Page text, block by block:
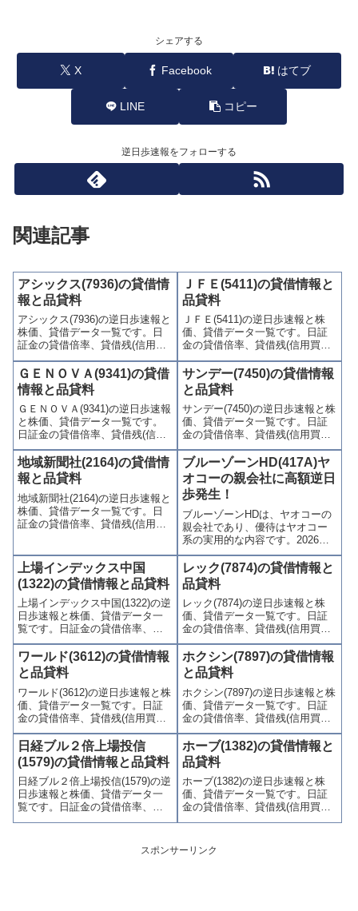
シェアする
X Facebook はてブ
LINE コピー
逆日歩速報をフォローする
関連記事
アシックス(7936)の貸借情
報と品貸料
アシックス(7936)の逆日歩速報と
株価、貸借データ一覧です。日
証金の貸借倍率、貸借残(信用買
残、信用売残)、品貸料(逆日
歩)、東証の週末残高、規制(注意
喚起・申込停止)など、空売り関
連情報を集計し、図解でわかり
やすくまとめて掲載していま
す。
ＪＦＥ(5411)の貸借情報と
品貸料
ＪＦＥ(5411)の逆日歩速報と株
価、貸借データ一覧です。日証
金の貸借倍率、貸借残(信用買
残、信用売残)、品貸料(逆日
歩)、東証の週末残高、規制(注意
喚起・申込停止)など、空売り関
連情報を集計し、図解でわかり
やすくまとめて掲載していま
す。
ＧＥＮＯＶＡ(9341)の貸借
情報と品貸料
ＧＥＮＯＶＡ(9341)の逆日歩速報
と株価、貸借データ一覧です。
日証金の貸借倍率、貸借残(信用
買残、信用売残)、品貸料(逆日
歩)、東証の週末残高、規制(注意
喚起・申込停止)など、空売り関
連情報を集計し、図解でわかり
やすくまとめて掲載していま
す。
サンデー(7450)の貸借情報
と品貸料
サンデー(7450)の逆日歩速報と株
価、貸借データ一覧です。日証
金の貸借倍率、貸借残(信用買
残、信用売残)、品貸料(逆日
歩)、東証の週末残高、規制(注意
喚起・申込停止)など、空売り関
連情報を集計し、図解でわかり
やすくまとめて掲載していま
す。
地域新聞社(2164)の貸借情
報と品貸料
地域新聞社(2164)の逆日歩速報と
株価、貸借データ一覧です。日
証金の貸借倍率、貸借残(信用買
喚起・申込停止)など、空売り関
連情報を集計し、図解でわかり
やすくまとめて掲載していま
す。
ブルーゾーンHD(417A)ヤ
オコーの親会社に高額逆日
歩発生！
ブルーゾーンHDは、ヤオコーの
親会社であり、優待はヤオコー
系の実用的な内容です。2026年3
月末は特例で即優待が狙えると
いう事で、逆日歩に警戒が必要
でしたが、結果その通りとなり
ました。2025年10月に設立・上
場、今後の株価に期待です。
上場インデックス中国
(1322)の貸借情報と品貸料
上場インデックス中国(1322)の逆
日歩速報と株価、貸借データ一
覧です。日証金の貸借倍率、貸
借残(信用買残、信用売残)、品貸
料(逆日歩)、東証の週末残高、規
制(注意喚起・申込停止)など、空
売り関連情報を集計し、図解で
わかりやすくまとめて掲載して
います。
レック(7874)の貸借情報と
品貸料
レック(7874)の逆日歩速報と株
価、貸借データ一覧です。日証
金の貸借倍率、貸借残(信用買
残、信用売残)、品貸料(逆日
歩)、東証の週末残高、規制(注意
喚起・申込停止)など、空売り関
連情報を集計し、図解でわかり
やすくまとめて掲載していま
す。
ワールド(3612)の貸借情報
と品貸料
ワールド(3612)の逆日歩速報と株
価、貸借データ一覧です。日証
金の貸借倍率、貸借残(信用買
残、信用売残)、品貸料(逆日
歩)、東証の週末残高、規制(注意
喚起・申込停止)など、空売り関
連情報を集計し、図解でわかり
やすくまとめて掲載していま
す。
ホクシン(7897)の貸借情報
と品貸料
ホクシン(7897)の逆日歩速報と株
価、貸借データ一覧です。日証
金の貸借倍率、貸借残(信用買
残、信用売残)、品貸料(逆日
歩)、東証の週末残高、規制(注意
喚起・申込停止)など、空売り関
連情報を集計し、図解でわかり
やすくまとめて掲載していま
す。
日経ブル２倍上場投信
(1579)の貸借情報と品貸料
日経ブル２倍上場投信(1579)の逆
日歩速報と株価、貸借データ一
覧です。日証金の貸借倍率、貸
借残(信用買残、信用売残)、品貸
制(注意喚起・申込停止)など、空
売り関連情報を集計し、図解で
ホーブ(1382)の貸借情報と
品貸料
ホーブ(1382)の逆日歩速報と株
価、貸借データ一覧です。日証
金の貸借倍率、貸借残(信用買
残、信用売残)、品貸料(逆日
喚起・申込停止)など、空売り関
連情報を集計し、図解でわかり
スポンサーリンク